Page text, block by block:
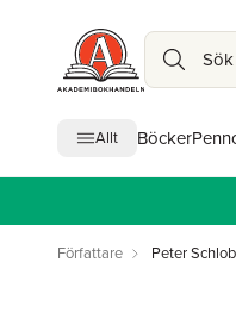
Allt Böcker
Författare Peter